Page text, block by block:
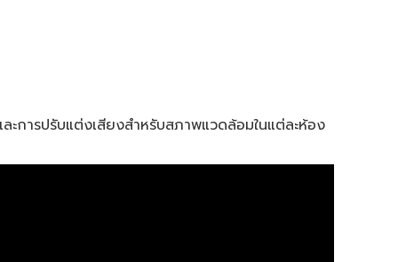
ะการปรับแต่งเสียงสำหรับสภาพแวดล้อมในแต่ละห้อง